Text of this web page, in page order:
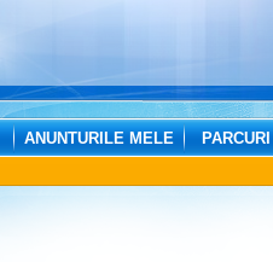
ANUNTURILE MELE